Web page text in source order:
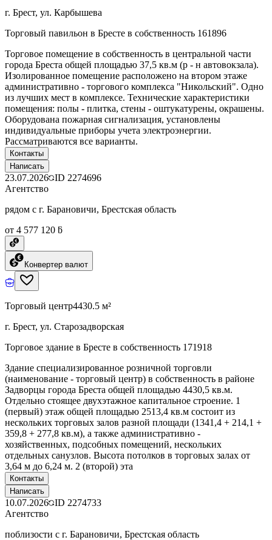
г. Брест, ул. Карбышева
Торговый павильон в Бресте в собственность 161896
Торговое помещение в собственность в центральной части
города Бреста общей площадью 37,5 кв.м (р - н автовокзала).
Изолированное помещение расположено на втором этаже
административно - торгового комплекса "Никольский". Одно
из лучших мест в комплексе. Технические характеристики
помещения: полы - плитка, стены - оштукатурены, окрашены.
Оборудована пожарная сигнализация, установлены
индивидуальные приборы учета электроэнергии.
Рассматриваются все варианты.
Контакты
Написать
23.07.2026 ID 2274696
Агентство
рядом с г. Барановичи, Брестская область
от 4 577 120 ƃ
Конвертер валют
Торговый центр4430.5 м²
г. Брест, ул. Старозадворская
Торговое здание в Бресте в собственность 171918
Здание специализированное розничной торговли
(наименование - торговый центр) в собственность в районе
Задворцы города Бреста общей площадью 4430,5 кв.м.
Отдельно стоящее двухэтажное капитальное строение. 1
(первый) этаж общей площадью 2513,4 кв.м состоит из
нескольких торговых залов разной площади (1341,4 + 214,1 +
359,8 + 277,8 кв.м), а также административно -
хозяйственных, подсобных помещений, нескольких
отдельных санузлов. Высота потолков в торговых залах от
3,64 м до 6,24 м. 2 (второй) эта
Контакты
Написать
10.07.2026 ID 2274733
Агентство
поблизости с г. Барановичи, Брестская область